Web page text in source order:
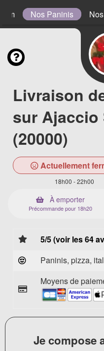
cm Nos Paninis
Livraison
sur Ajaccio
(20000)
Actuellement
18h00 - 22h00
À emporter
Précommande pour 18h20
5/5 (voir les 64
Paninis, pizza,
Moyens de
Je compose